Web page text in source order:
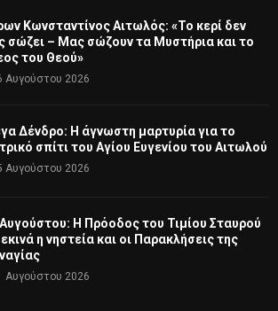
Κωνσταντίνος Αιτωλός: «Το κερί δεν
σώζει – Μας σώζουν τα Μυστήρια και το
του Θεού»
Αυγούστου 2026
Δένδρο: Η άγνωστη μαρτυρία για το
σπίτι του Αγίου Ευγενίου του Αιτωλού
Αυγούστου 2026
Η Πρόοδος του Τιμίου Σταυρού
η νηστεία και οι Παρακλήσεις της
Αυγούστου 2026